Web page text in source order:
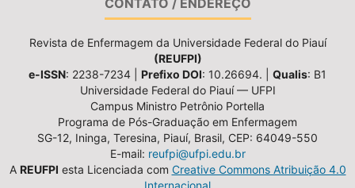
CONTATO / ENDEREÇO
Revista de Enfermagem da Universidade Federal do Piauí
(REUFPI)
e-ISSN: 2238-7234 | Prefixo DOI: 10.26694. | Qualis: B1
Universidade Federal do Piauí — UFPI
Campus Ministro Petrônio Portella
Programa de Pós-Graduação em Enfermagem
SG-12, Ininga, Teresina, Piauí, Brasil, CEP: 64049-550
E-mail: reufpi@ufpi.edu.br
A REUFPI esta Licenciada com Creative Commons Atribuição 4.0
Internacional